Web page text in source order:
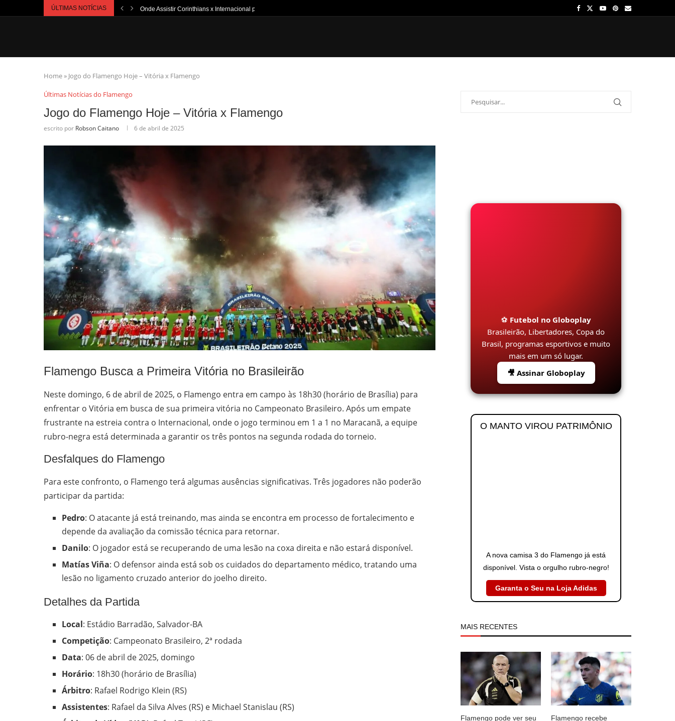
ÚLTIMAS NOTÍCIAS Onde Assistir Corinthians x Internacional pela Copa do...
Home» Jogo do Flamengo Hoje – Vitória x Flamengo
Últimas Notícias do Flamengo
Jogo do Flamengo Hoje – Vitória x Flamengo
escrito por Robson Caitano 6 de abril de 2025
Flamengo Busca a Primeira Vitória no Brasileirão
Neste domingo, 6 de abril de 2025, o Flamengo entra em campo às 18h30 (horário de Brasília) para
enfrentar o Vitória em busca de sua primeira vitória no Campeonato Brasileiro. Após um empate
frustrante na estreia contra o Internacional, onde o jogo terminou em 1 a 1 no Maracanã, a equipe
rubro-negra está determinada a garantir os três pontos na segunda rodada do torneio.
Desfalques do Flamengo
Para este confronto, o Flamengo terá algumas ausências significativas. Três jogadores não poderão
participar da partida:
Pedro: O atacante já está treinando, mas ainda se encontra em processo de fortalecimento e
depende da avaliação da comissão técnica para retornar.
Danilo: O jogador está se recuperando de uma lesão na coxa direita e não estará disponível.
Matías Viña: O defensor ainda está sob os cuidados do departamento médico, tratando uma
lesão no ligamento cruzado anterior do joelho direito.
Detalhes da Partida
Local: Estádio Barradão, Salvador-BA
Competição: Campeonato Brasileiro, 2ª rodada
Data: 06 de abril de 2025, domingo
Horário: 18h30 (horário de Brasília)
Árbitro: Rafael Rodrigo Klein (RS)
Assistentes: Rafael da Silva Alves (RS) e Michael Stanislau (RS)
⚽ Futebol no Globoplay
Brasileirão, Libertadores, Copa do
Brasil, programas esportivos e muito
mais em um só lugar.
🎥 Assinar Globoplay
O MANTO VIROU PATRIMÔNIO
A nova camisa 3 do Flamengo já está
disponível. Vista o orgulho rubro-negro!
Garanta o Seu na Loja Adidas
MAIS RECENTES
Flamengo pode ver seu
Flamengo recebe